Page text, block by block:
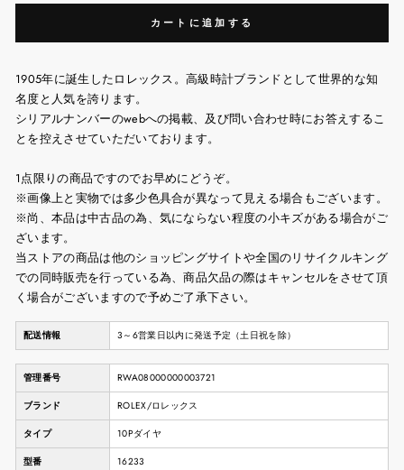
カートに追加する
1905年に誕生したロレックス。高級時計ブランドとして世界的な知
名度と人気を誇ります。
シリアルナンバーのwebへの掲載、及び問い合わせ時にお答えするこ
とを控えさせていただいております。
1点限りの商品ですのでお早めにどうぞ。
※画像上と実物では多少色具合が異なって見える場合もございます。
※尚、本品は中古品の為、気にならない程度の小キズがある場合がご
ざいます。
当ストアの商品は他のショッピングサイトや全国のリサイクルキング
での同時販売を行っている為、商品欠品の際はキャンセルをさせて頂
く場合がございますので予めご了承下さい。
配送情報 3～6営業日以内に発送予定（土日祝を除）
管理番号 RWA08000000003721
ブランド ROLEX/ロレックス
タイプ 10Pダイヤ
型番 16233